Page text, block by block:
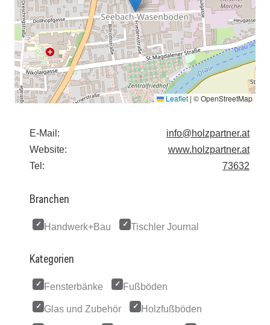
Leaflet | © OpenStreetMap
E-Mail:
info@holzpartner.at
Website:
www.holzpartner.at
Tel:
73632
Branchen
Handwerk+Bau Tischler Journal
Kategorien
Fensterbänke Fußböden
Glas und Zubehör Holzfußböden